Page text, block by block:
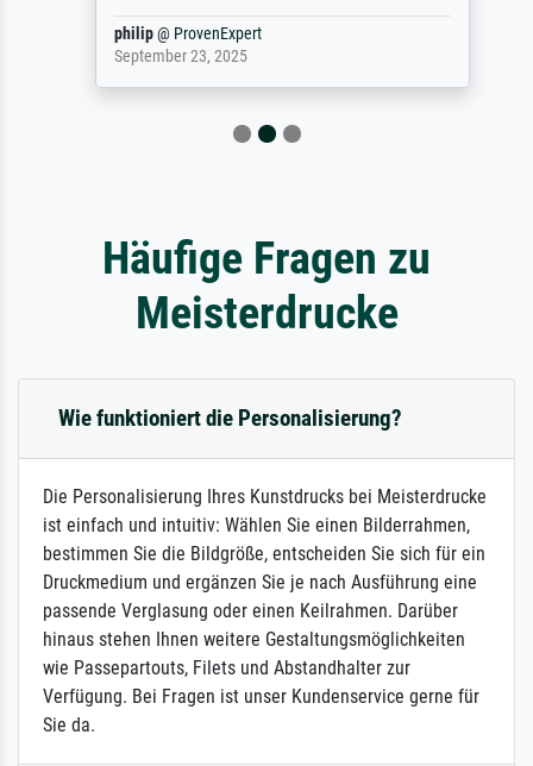
philip @ProvenExpert
September 23, 2025
Häufige Fragen zu
Meisterdrucke
Wie funktioniert die Personalisierung?
Die Personalisierung Ihres Kunstdrucks bei Meisterdrucke
ist einfach und intuitiv: Wählen Sie einen Bilderrahmen,
bestimmen Sie die Bildgröße, entscheiden Sie sich für ein
Druckmedium und ergänzen Sie je nach Ausführung eine
passende Verglasung oder einen Keilrahmen. Darüber
hinaus stehen Ihnen weitere Gestaltungsmöglichkeiten
wie Passepartouts, Filets und Abstandhalter zur
Verfügung. Bei Fragen ist unser Kundenservice gerne für
Sie da.